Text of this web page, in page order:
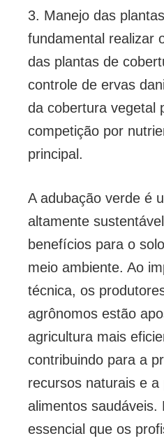
3. Manejo das
fundamental realizar
das plantas de
controle de ervas
da cobertura vegetal
competição por
principal.
A adubação verde é
altamente
benefícios para o
meio ambiente. Ao
técnica, os
agrônomos estão
agricultura mais
contribuindo para a
recursos naturais e a
alimentos saudáveis.
essencial que os